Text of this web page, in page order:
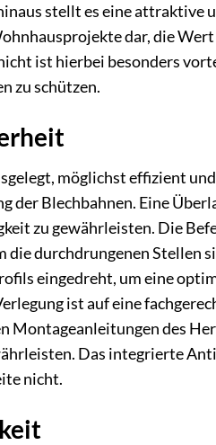
stellt es eine attraktive
dar, die
ist hierbei besonders
zu schützen.
möglichst effizient
Blechbahnen. Eine
zu gewährleisten. Die
die durchdrungenen Stellen
eingedreht, um eine
ist auf eine
Montageanleitungen des
Das integrierte
nicht.